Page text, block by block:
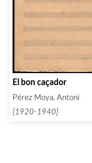
El bon caçador
Pérez Moya, Antoni
[1920-1940]